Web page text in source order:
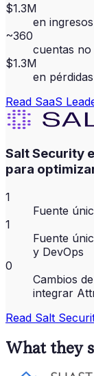
$1.3M
en
~360
cuentas no
$1.3M
en
Read SaaS
Salt Security
para
1
Fuente
1
Fuente
y DevOps
0
Cambios
integrar
Read Salt
What they